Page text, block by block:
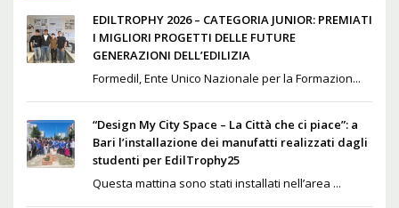
EDILTROPHY 2026 – CATEGORIA JUNIOR: PREMIATI
I MIGLIORI PROGETTI DELLE FUTURE
GENERAZIONI DELL’EDILIZIA
Formedil, Ente Unico Nazionale per la Formazion...
“Design My City Space – La Città che ci piace”: a
Bari l’installazione dei manufatti realizzati dagli
studenti per EdilTrophy25
Questa mattina sono stati installati nell’area ...